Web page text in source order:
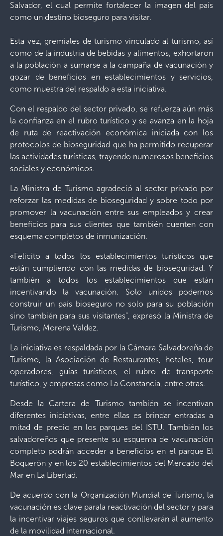
Salvador, el cual permite fortalecer la imagen del país
como un destino bioseguro para visitar.
Esta vez, gremiales de turismo vinculado al turismo, así
como de la industria de bebidas y alimentos, exhortaron
a la población a sumarse a la campaña de vacunación y
gozar de beneficios en establecimientos y servicios,
como muestra del respaldo a esta iniciativa.
Con el respaldo del sector privado, se refuerza aún más
la confianza en el rubro turístico y se avanza en la hoja
de ruta de reactivación económica iniciada con los
protocolos de bioseguridad que ha permitido recuperar
las actividades turísticas, trayendo numerosos beneficios
sociales y económicos.
La Ministra de Turismo agradeció al sector privado por
reforzar las medidas de bioseguridad y sobre todo por
promover la vacunación entre sus empleados y crear
beneficios para sus clientes que también cuenten con
esquema completos de inmunización.
«Felicito a todos los establecimientos turísticos que
están cumpliendo con las medidas de bioseguridad. Y
también a todos los establecimientos que están
incentivando la vacunación. Solo unidos podemos
construir un país bioseguro no solo para su población
sino también para sus visitantes”, expresó la Ministra de
Turismo, Morena Valdez.
La iniciativa es respaldada por la Cámara Salvadoreña de
Turismo, la Asociación de Restaurantes, hoteles, tour
operadores, guías turísticos, el rubro de transporte
turístico, y empresas como La Constancia, entre otras.
Desde la Cartera de Turismo también se incentivan
diferentes iniciativas, entre ellas es brindar entradas a
mitad de precio en los parques del ISTU. También los
salvadoreños que presente su esquema de vacunación
completo podrán acceder a beneficios en el parque El
Boquerón y en los 20 establecimientos del Mercado del
Mar en La Libertad.
De acuerdo con la Organización Mundial de Turismo, la
vacunación es clave parala reactivación del sector y para
la incentivar viajes seguros que conllevarán al aumento
de la movilidad internacional.